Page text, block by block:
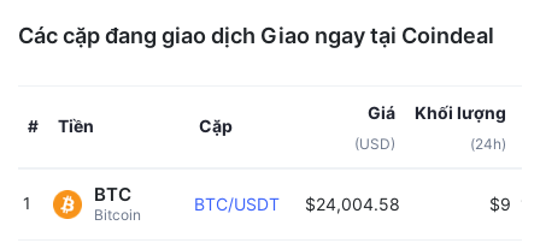
Các cặp đang giao dịch Giao ngay tại Coindeal
# Tiền Cặp
Giá
(USD)
Khối lượng
(24h)
1
Bitcoin
BTC BTC/USDT $24,004.58 $9